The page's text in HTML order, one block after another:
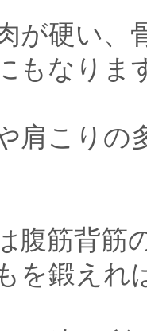
が硬い、
もなりま
肩こりの
腹筋背筋
を鍛えれ